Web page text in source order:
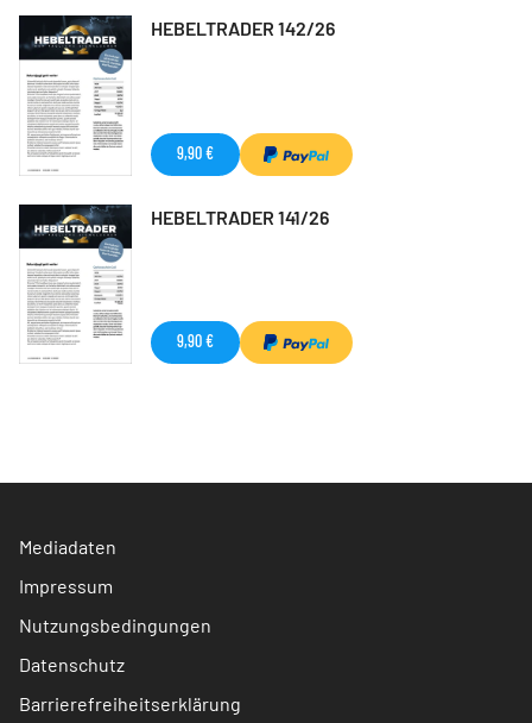
HEBELTRADER 142/26
9,90 €
HEBELTRADER 141/26
9,90 €
Mediadaten
Impressum
Nutzungsbedingungen
Datenschutz
Barrierefreiheitserklärung